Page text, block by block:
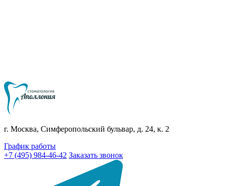
г. Москва, Симферопольский бульвар, д. 24, к. 2
График работы
+7 (495) 984-46-42 Заказать звонок